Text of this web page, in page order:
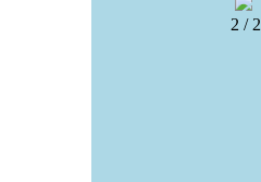
2 / 2